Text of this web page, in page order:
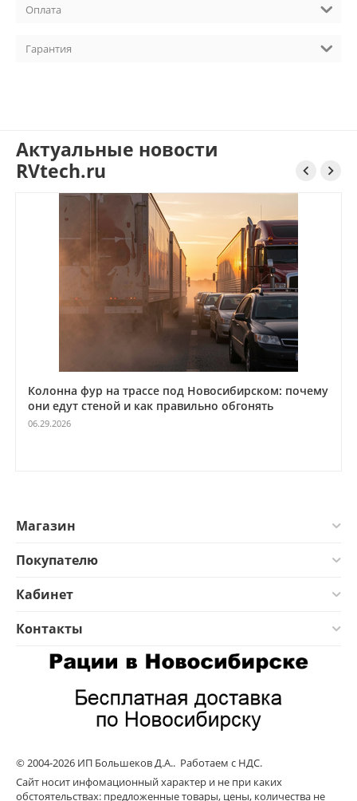
система: параболический алюминиевый рефлектор диаметром
напряжение, В: 120 или 240 В, 50/60 Гц Размер (ШхВхГ), мм: 531; х;
Оплата
Гарантия
Актуальные новости
RVtech.ru
 
Колонна фур на трассе под Новосибирском: почему
они едут стеной и как правильно обгонять
06.29.2026
Магазин
Покупателю
Кабинет
Контакты
© 2004-2026 ИП Большеков Д.А.. Работаем с НДС.
Сайт носит инфомационный характер и не при каких
обстоятельствах: предложенные товары, цены, количества не